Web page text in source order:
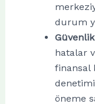
durum
hatalar
finansal
öneme